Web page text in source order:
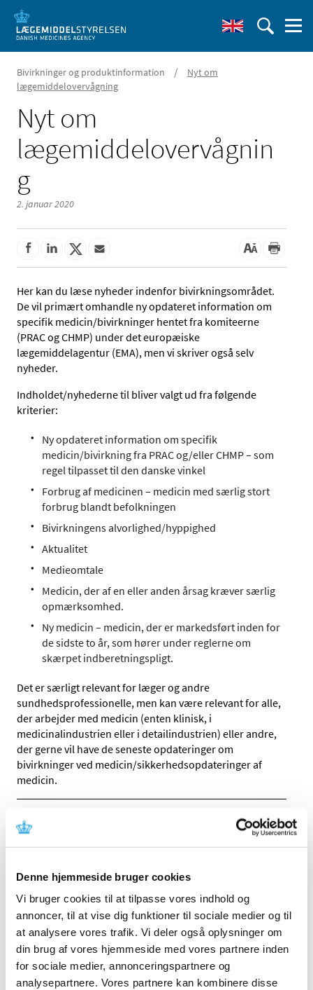
Denne hjemmeside bruger cookies
Vi bruger cookies til at tilpasse vores indhold og
annoncer, til at vise dig funktioner til sociale medier og til
at analysere vores trafik. Vi deler også oplysninger om
din brug af vores hjemmeside med vores partnere inden
for sociale medier, annonceringspartnere og
analysepartnere. Vores partnere kan kombinere disse
Bivirkninger og produktinformation /
Nyt om
lægemiddelovervågning
Nyt om
lægemiddelovervågnin
g
2. januar 2020
Her kan du læse nyheder indenfor bivirkningsområdet.
De vil primært omhandle ny opdateret information om
specifik medicin/bivirkninger hentet fra komiteerne
(PRAC og CHMP) under det europæiske
lægemiddelagentur (EMA), men vi skriver også selv
nyheder.
Indholdet/nyhederne til bliver valgt ud fra følgende
kriterier:
Ny opdateret information om specifik
medicin/bivirkning fra PRAC og/eller CHMP – som
regel tilpasset til den danske vinkel
Forbrug af medicinen – medicin med særlig stort
forbrug blandt befolkningen
Bivirkningens alvorlighed/hyppighed
Aktualitet
Medieomtale
Medicin, der af en eller anden årsag kræver særlig
opmærksomhed.
Ny medicin – medicin, der er markedsført inden for
de sidste to år, som hører under reglerne om
skærpet indberetningspligt.
Det er særligt relevant for læger og andre
sundhedsprofessionelle, men kan være relevant for alle,
der arbejder med medicin (enten klinisk, i
medicinalindustrien eller i detailindustrien) eller andre,
der gerne vil have de seneste opdateringer om
bivirkninger ved medicin/sikkerhedsopdateringer af
medicin.
Status på behandlede indberetninger om
|5. august 2021|
Lægemiddelstyrelsen har behandlet i alt 1.443
indberetninger om formodede bivirkninger ved
Status på behandlede indberetninger om
formodede bivirkninger ved Comirnaty
(Pfizer/BioNTech), uge 31